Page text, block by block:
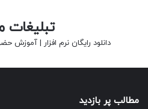
تبلیغات
دانلود رایگان نرم افزار | آموزش
مطالب پر بازدید